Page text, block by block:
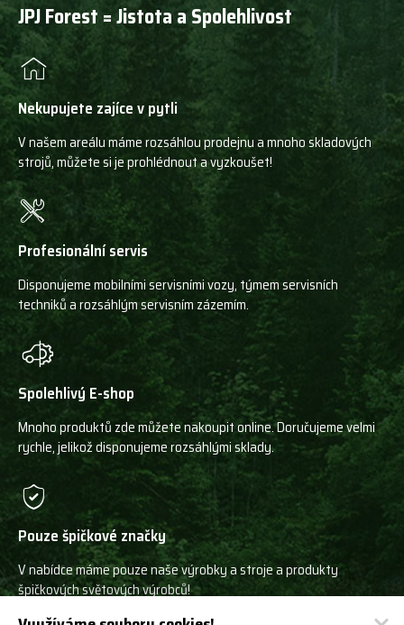
JPJ Forest = Jistota a Spolehlivost
Nekupujete zajíce v pytli
V našem areálu máme rozsáhlou prodejnu a mnoho skladových
strojů, můžete si je prohlédnout a vyzkoušet!
Profesionální servis
Disponujeme mobilními servisními vozy, týmem servisních
techniků a rozsáhlým servisním zázemím.
Spolehlivý E-shop
Mnoho produktů zde můžete nakoupit online. Doručujeme velmi
rychle, jelikož disponujeme rozsáhlými sklady.
Pouze špičkové značky
V nabídce máme pouze naše výrobky a stroje a produkty
špičkových světových výrobců!